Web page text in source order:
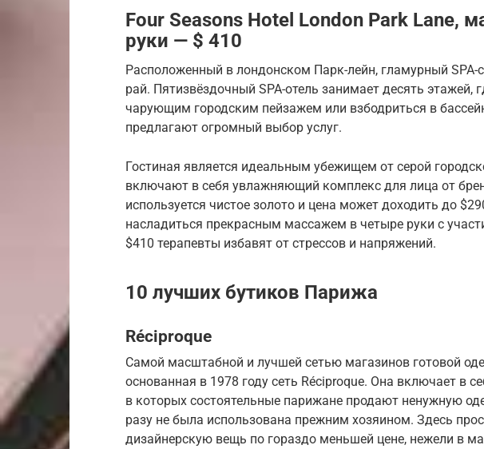
Four Seasons Hotel London Park Lane,
руки — $ 410
Расположенный в лондонском Парк-лейн, гламурный SPA-
рай. Пятизвёздочный SPA-отель занимает десять этажей,
чарующим городским пейзажем или взбодриться в
предлагают огромный выбор услуг.
Гостиная является идеальным убежищем от серой
включают в себя увлажняющий комплекс для лица от
используется чистое золото и цена может доходить до
насладиться прекрасным массажем в четыре руки с
$410 терапевты избавят от стрессов и напряжений.
10 лучших бутиков Парижа
Réciproque
Самой масштабной и лучшей сетью магазинов готовой
основанная в 1978 году сеть Réciproque. Она включает в
в которых состоятельные парижане продают ненужную
разу не была использована прежним хозяином. Здесь
дизайнерскую вещь по гораздо меньшей цене, нежели в